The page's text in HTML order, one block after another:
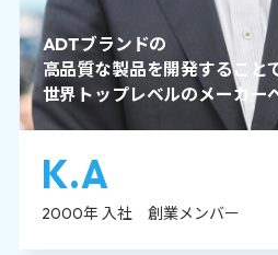
ADTブランドの
高品質な製品を開発すること
世界トップレベルのメーカー
K.A
2000年 入社 創業メンバー